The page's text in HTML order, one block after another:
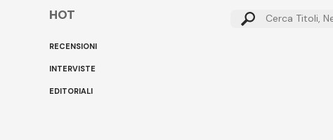
HOT
RECENSIONI
INTERVISTE
EDITORIALI
Cerca: